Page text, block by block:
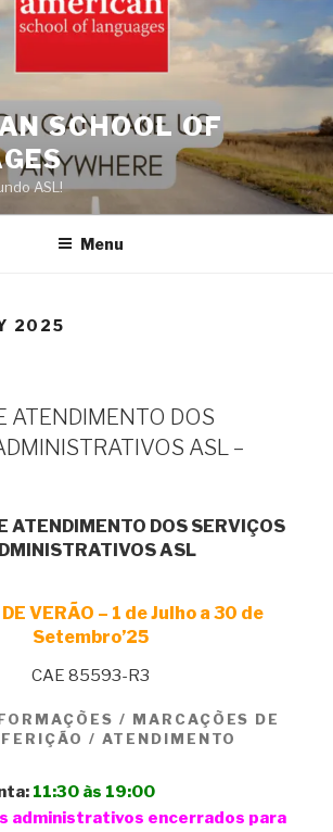
SCHOOL OF
ASL!
Menu
2025
ATENDIMENTO DOS
ASL –
ATENDIMENTO DOS SERVIÇOS
ASL
VERÃO – 1 de Julho a 30 de
Setembro’25
CAE 85593-R3
/ MARCAÇÕES DE
/ ATENDIMENTO
11:30 às 19:00
administrativos encerrados para